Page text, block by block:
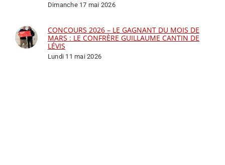
Dimanche 17 mai 2026
CONCOURS 2026 – LE GAGNANT DU MOIS DE
MARS : LE CONFRÈRE GUILLAUME CANTIN DE
LÉVIS
Lundi 11 mai 2026